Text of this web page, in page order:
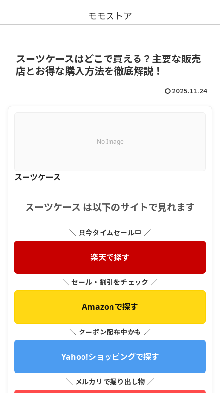
モモストア
スーツケースはどこで買える？主要な販売
店とお得な購入方法を徹底解説！
2025.11.24
No Image
スーツケース
スーツケース は以下のサイトで見れます
＼ 只今タイムセール中 ／
楽天で探す
＼ セール・割引をチェック ／
Amazonで探す
＼ クーポン配布中かも ／
Yahoo!ショッピングで探す
＼ メルカリで掘り出し物 ／